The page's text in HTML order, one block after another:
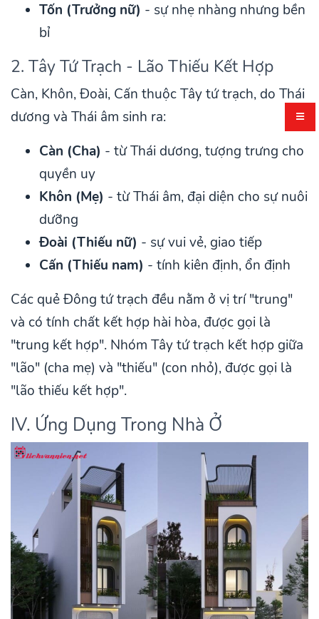
Tốn (Trưởng nữ) - sự nhẹ nhàng nhưng bền
bỉ
2. Tây Tứ Trạch - Lão Thiếu Kết Hợp
Càn, Khôn, Đoài, Cấn thuộc Tây tứ trạch, do Thái
dương và Thái âm sinh ra:
Càn (Cha) - từ Thái dương, tượng trưng cho
quyền uy
Khôn (Mẹ) - từ Thái âm, đại diện cho sự nuôi
dưỡng
Đoài (Thiếu nữ) - sự vui vẻ, giao tiếp
Cấn (Thiếu nam) - tính kiên định, ổn định
Các quẻ Đông tứ trạch đều nằm ở vị trí "trung"
và có tính chất kết hợp hài hòa, được gọi là
"trung kết hợp". Nhóm Tây tứ trạch kết hợp giữa
"lão" (cha mẹ) và "thiếu" (con nhỏ), được gọi là
"lão thiếu kết hợp".
IV. Ứng Dụng Trong Nhà Ở